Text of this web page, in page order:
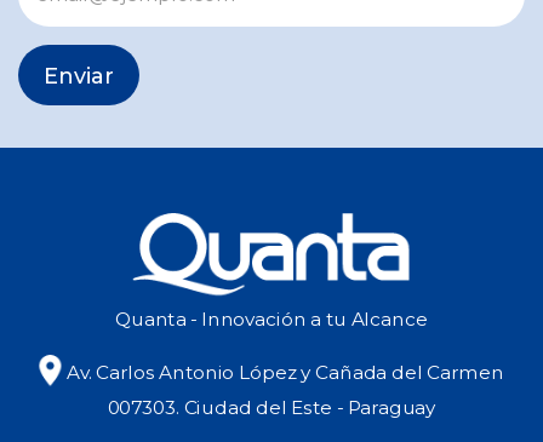
Enviar
Quanta - Innovación a tu Alcance
Av. Carlos Antonio López y Cañada del Carmen
007303. Ciudad del Este - Paraguay